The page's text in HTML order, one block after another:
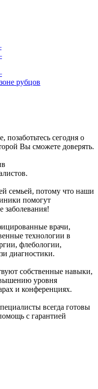
рубцов
позаботьтесь сегодня о
Вы сможете доверять.
семьей, потому что наши
помогут
заболевания!
врачи,
технологии в
флебологии,
диагностики.
собственные навыки,
уровня
и конференциях.
всегда готовы
с гарантией